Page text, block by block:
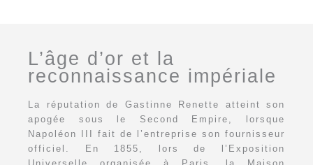
L’âge d’or et la
reconnaissance impériale
La réputation de Gastinne Renette atteint son
apogée sous le Second Empire, lorsque
Napoléon III fait de l’entreprise son fournisseur
officiel. En 1855, lors de l’Exposition